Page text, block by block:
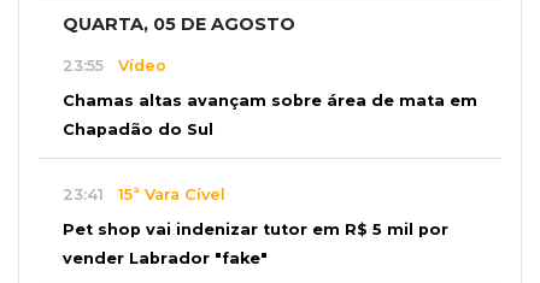
QUARTA, 05 DE AGOSTO
23:55 Vídeo
Chamas altas avançam sobre área de mata em
Chapadão do Sul
23:41 15ª Vara Cível
Pet shop vai indenizar tutor em R$ 5 mil por
vender Labrador "fake"